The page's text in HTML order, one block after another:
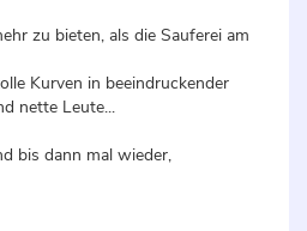
zu bieten, als die Sauferei am
Kurven in beeindruckender
nette Leute...
bis dann mal wieder,